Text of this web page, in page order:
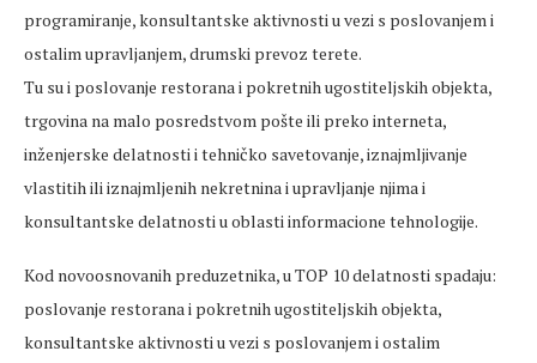
programiranje, konsultantske aktivnosti u vezi s poslovanjem i
ostalim upravljanjem, drumski prevoz terete.
Tu su i poslovanje restorana i pokretnih ugostiteljskih objekta,
trgovina na malo posredstvom pošte ili preko interneta,
inženjerske delatnosti i tehničko savetovanje, iznajmljivanje
vlastitih ili iznajmljenih nekretnina i upravljanje njima i
konsultantske delatnosti u oblasti informacione tehnologije.
Кod novoosnovanih preduzetnika, u TOP 10 delatnosti spadaju:
poslovanje restorana i pokretnih ugostiteljskih objekta,
konsultantske aktivnosti u vezi s poslovanjem i ostalim